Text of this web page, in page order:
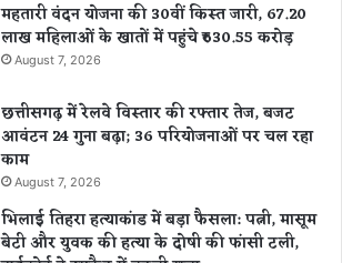
महतारी वंदन योजना की 30वीं किस्त जारी, 67.20
लाख महिलाओं के खातों में पहुंचे ₹630.55 करोड़
August 7, 2026
छत्तीसगढ़ में रेलवे विस्तार की रफ्तार तेज, बजट
आवंटन 24 गुना बढ़ा; 36 परियोजनाओं पर चल रहा
काम
August 7, 2026
भिलाई तिहरा हत्याकांड में बड़ा फैसला: पत्नी, मासूम
बेटी और युवक की हत्या के दोषी की फांसी टली,